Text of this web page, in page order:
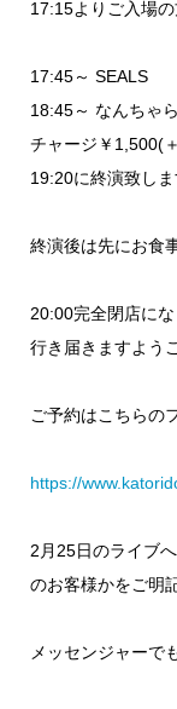
17:15よりご入場の
17:45～ SEALS
18:45～ なんちゃ
チャージ￥1,500(
19:20に終演致しま
終演後は先にお食
20:00完全閉店に
行き届きますよう
ご予約はこちらの
https://
2月25日のライブ
のお客様かをご明
メッセンジャーで